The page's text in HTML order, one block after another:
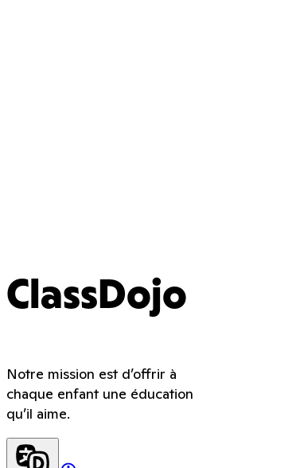
ClassDojo
Notre mission est d’offrir à
chaque enfant une éducation
qu’il aime.